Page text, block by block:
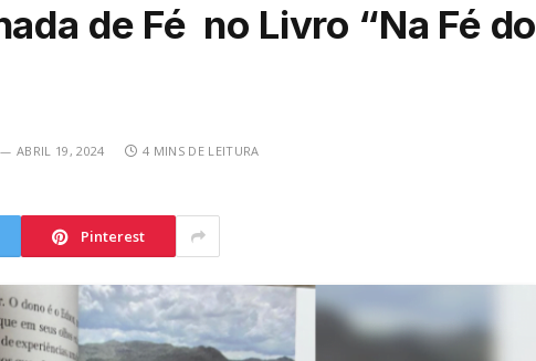
de Fé no Livro “Na Fé do
ABRIL 19, 2024 4 MINS DE LEITURA
Pinterest